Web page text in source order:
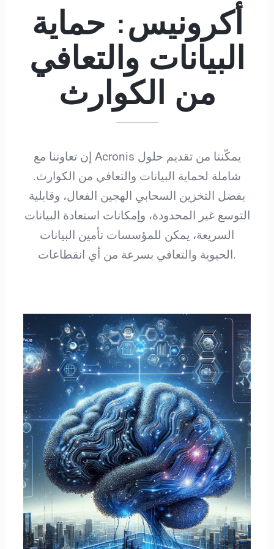
أكرونيس: حماية
البيانات والتعافي
من الكوارث
إن تعاوننا مع Acronis يمكّننا من تقديم حلول
شاملة لحماية البيانات والتعافي من الكوارث.
بفضل التخزين السحابي الهجين الفعال، وقابلية
التوسع غير المحدودة، وإمكانات استعادة البيانات
السريعة، يمكن للمؤسسات تأمين البيانات
الحيوية والتعافي بسرعة من أي انقطاعات.